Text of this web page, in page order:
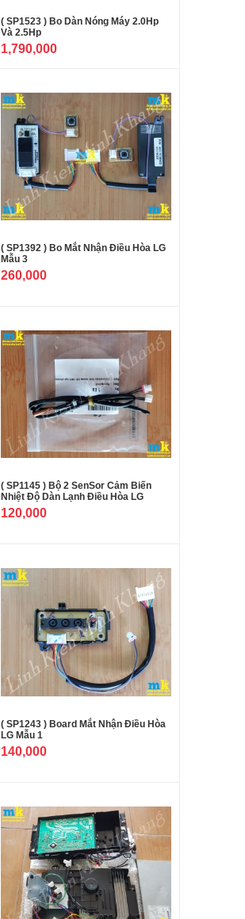
( SP1523 ) Bo Dàn Nóng Máy 2.0Hp
Và 2.5Hp
1,790,000
( SP1392 ) Bo Mắt Nhận Điều Hòa LG
Mẫu 3
260,000
( SP1145 ) Bộ 2 SenSor Cảm Biến
Nhiệt Độ Dàn Lạnh Điều Hòa LG
120,000
( SP1243 ) Board Mắt Nhận Điều Hòa
LG Mẫu 1
140,000